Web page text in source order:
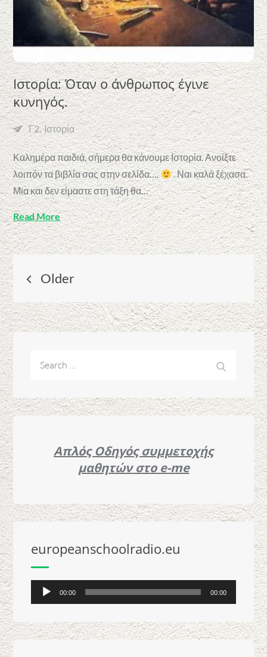
Ιστορία: Όταν ο άνθρωπος έγινε
κυνηγός.
Γ2 Ιστορία
Καλημέρα παιδιά, σήμερα θα κάνουμε Ιστορία. Ανοίξτε
λοιπόν τα βιβλία σας στην σελίδα….
. Ναι καλά ξέχασα.
Μια και δεν είμαστε στη τάξη θα…
Read More
Posts
navigation
Older
Απλός Oδηγός συμμετοχής
μαθητών στο e-me
europeanschoolradio.eu
Audio
Player
00:00 00:00